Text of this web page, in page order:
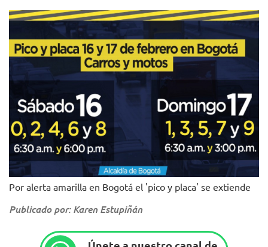
Por alerta amarilla en Bogotá el 'pico y placa' se extiende
Publicado por: Karen Estupiñán